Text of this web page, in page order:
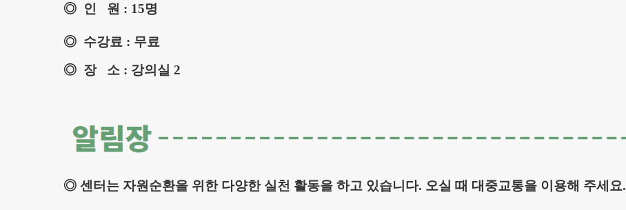
◎ 인 원 : 15명
◎ 수강료 : 무료
◎ 장 소 : 강의실 2
◎ 센터는 자원순환을 위한 다양한 실천 활동을 하고 있습니다. 오실 때 대중교통을 이용해 주세요.